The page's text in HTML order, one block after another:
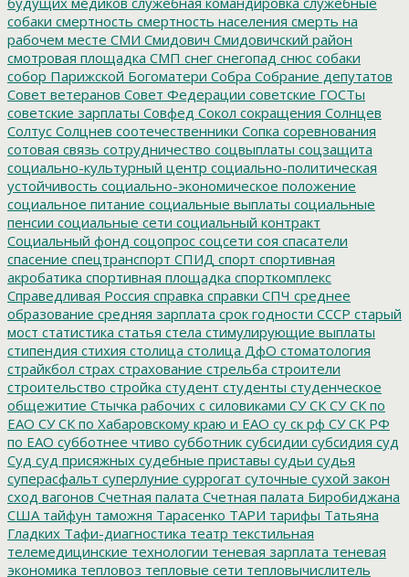
собаки смертность смертность населения смерть на
рабочем месте СМИ Смидович Смидовичский район
смотровая площадка СМП снег снегопад снюс собаки
собор Парижской Богоматери Собра Собрание депутатов
Совет ветеранов Совет Федерации советские ГОСТы
советские зарплаты Совфед Сокол сокращения Солнцев
Солтус Солцнев соотечественники Сопка соревнования
сотовая связь сотрудничество соцвыплаты соцзащита
социально-культурный центр социально-политическая
устойчивость социально-экономическое положение
социальное питание социальные выплаты социальные
пенсии социальные сети социальный контракт
Социальный фонд соцопрос соцсети соя спасатели
спасение спецтранспорт СПИД спорт спортивная
акробатика спортивная площадка спорткомплекс
Справедливая Россия справка справки СПЧ среднее
образование средняя зарплата срок годности СССР старый
мост статистика статья стела стимулирующие выплаты
стипендия стихия столица столица ДфО стоматология
страйкбол страх страхование стрельба строители
строительство стройка студент студенты студенческое
общежитие Стычка рабочих с силовиками СУ СК СУ СК по
ЕАО СУ СК по Хабаровскому краю и ЕАО су ск рф СУ СК РФ
по ЕАО субботнее чтиво субботник субсидии субсидия суд
Суд суд присяжных судебные приставы судьи судья
суперасфальт суперлуние суррогат суточные сухой закон
сход вагонов Счетная палата Счетная палата Биробиджана
США тайфун таможня Тарасенко ТАРИ тарифы Татьяна
Гладких Тафи-диагностика театр текстильная
телемедицинские технологии теневая зарплата теневая
экономика тепловоз тепловые сети тепловычислитель